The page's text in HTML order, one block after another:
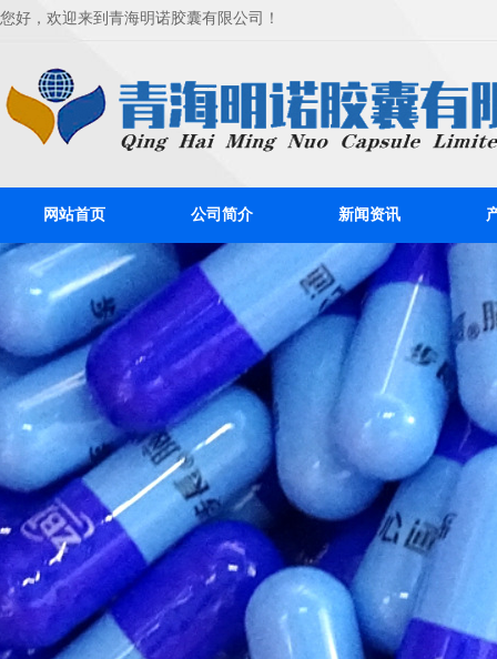
您好，欢迎来到青海明诺胶囊有限公司！
网站首页 公司简介 新闻资讯